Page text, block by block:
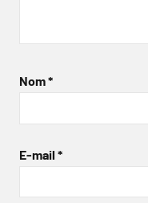
Nom*
E-mail *